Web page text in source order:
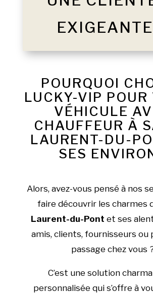
POURQUOI
LUCKY-VIP POUR
VÉHICULE
CHAUFFEUR À
LAURENT-DU-
SES
Alors, avez-vous pensé à nos
faire découvrir les charmes
Laurent-du-Pont et ses
amis, clients, fournisseurs ou
passage chez vous
C’est une solution
personnalisée qui s’offre à